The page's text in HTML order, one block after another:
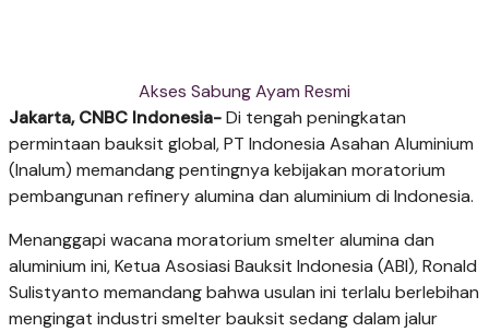
Akses Sabung Ayam Resmi
Jakarta, CNBC Indonesia-Di tengah peningkatan
permintaan bauksit global, PT Indonesia Asahan Aluminium
(Inalum) memandang pentingnya kebijakan moratorium
pembangunan refinery alumina dan aluminium di Indonesia.
Menanggapi wacana moratorium smelter alumina dan
aluminium ini, Ketua Asosiasi Bauksit Indonesia (ABI), Ronald
Sulistyanto memandang bahwa usulan ini terlalu berlebihan
mengingat industri smelter bauksit sedang dalam jalur